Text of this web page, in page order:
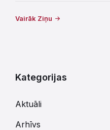
Vairāk Ziņu
Kategorijas
Aktuāli
Arhīvs